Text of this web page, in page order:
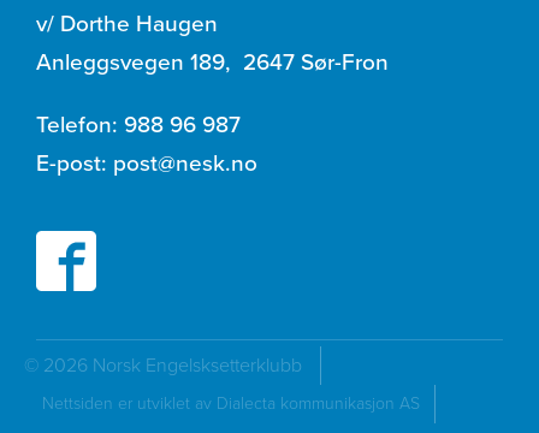
v/ Dorthe Haugen
Anleggsvegen 189, 2647 Sør-Fron
Telefon: 988 96 987
E-post: post@nesk.no
© 2026 Norsk Engelsksetterklubb
Nettsiden er utviklet av Dialecta kommunikasjon AS